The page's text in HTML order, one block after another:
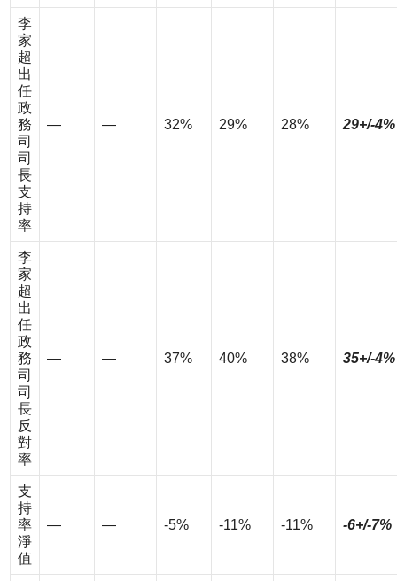
李
家
超
出
任
政
務
司
司
長
支
持
率
— — 32% 29% 28% 29+/-4%
李
家
超
出
任
政
務
司
司
長
反
對
率
— — 37% 40% 38% 35+/-4%
支
持
率
淨
值
— — -5% -11% -11% -6+/-7%